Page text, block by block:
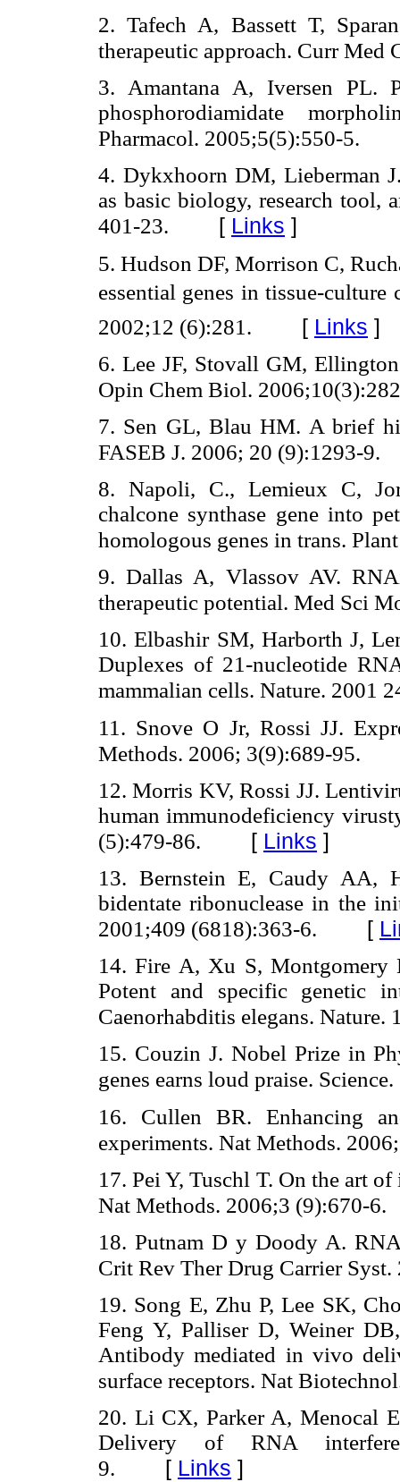
2. Tafech A, Bassett T,
therapeutic approach. Curr Med
3. Amantana A, Iversen PL.
phosphorodiamidate
Pharmacol. 2005;5(5):550-5.
4. Dykxhoorn DM, Lieberman
as basic biology, research tool,
401-23. [ Links ]
5. Hudson DF, Morrison C,
essential genes in tissue-culture
2002;12 (6):281. [ Links ]
6. Lee JF, Stovall GM,
Opin Chem Biol.
7. Sen GL, Blau HM. A brief
FASEB J. 2006; 20 (9):1293-9.
8. Napoli, C., Lemieux C,
chalcone synthase gene into
homologous genes in trans.
9. Dallas A, Vlassov AV.
therapeutic potential. Med Sci
10. Elbashir SM, Harborth J,
Duplexes of 21-nucleotide
mammalian cells. Nature. 2001
11. Snove O Jr, Rossi JJ.
Methods. 2006; 3(9):689-95.
12. Morris KV, Rossi JJ.
human immunodeficiency
(5):479-86. [ Links ]
13. Bernstein E, Caudy AA,
bidentate ribonuclease in the
2001;409 (6818):363-6. [
14. Fire A, Xu S,
Potent and specific genetic
Caenorhabditis elegans.
15. Couzin J. Nobel Prize in
genes earns loud praise.
16. Cullen BR. Enhancing
experiments. Nat Methods.
17. Pei Y, Tuschl T. On the art
Nat Methods. 2006;3 (9):670-6.
18. Putnam D y Doody A.
Crit Rev Ther Drug Carrier
19. Song E, Zhu P, Lee SK,
Feng Y, Palliser D, Weiner
Antibody mediated in vivo
surface receptors. Nat
20. Li CX, Parker A, Menocal
Delivery of RNA
9. [ Links ]